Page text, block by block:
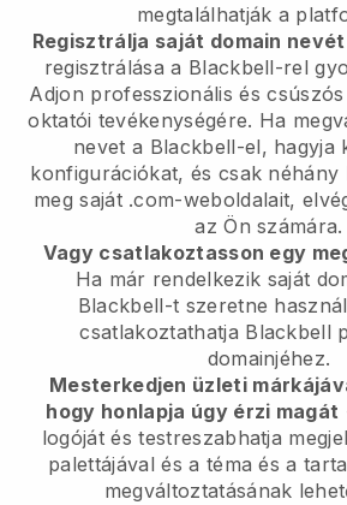
megtalálhatják a
Regisztrálja saját domain nevét
regisztrálása a Blackbell-rel
Adjon professzionális és
oktatói tevékenységére. Ha
nevet a Blackbell-el, hagyja
konfigurációkat, és csak néhány
meg saját .com-weboldalait,
az Ön számára.
Vagy csatlakoztasson egy
Ha már rendelkezik saját
Blackbell-t szeretne
csatlakoztathatja Blackbell
domainjéhez.
Mesterkedjen üzleti
hogy honlapja úgy érzi magát
logóját és testreszabhatja
palettájával és a téma és a
megváltoztatásának